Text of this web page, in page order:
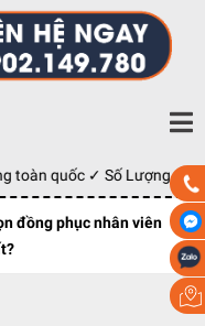
quốc ✓ Số Lượng 100
đồng phục nhân viên